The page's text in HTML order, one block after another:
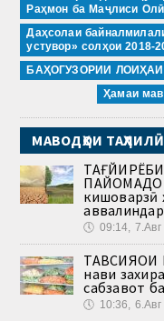
Раҳмон ба Маҷлиси Олӣ
Даҳсолаи
устувор» солҳои 2018-
БАҲОГУЗОРИИ
Ҳамаи
МАВОДҲОИ ТАҲЛИЛӢ
кишоварзӣ
🕔 09:14, 7.Авг
нави
сабзавот
🕔 10:36,